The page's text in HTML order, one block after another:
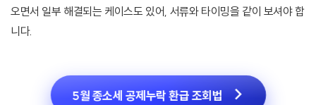
오면서 일부 해결되는 케이스도 있어, 서류와 타이밍을 같이 보셔야 합
니다.
5월 종소세 공제누락 환급 조회법